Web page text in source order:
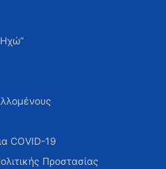
Ηχώ”
COVID-19
Προστασίας